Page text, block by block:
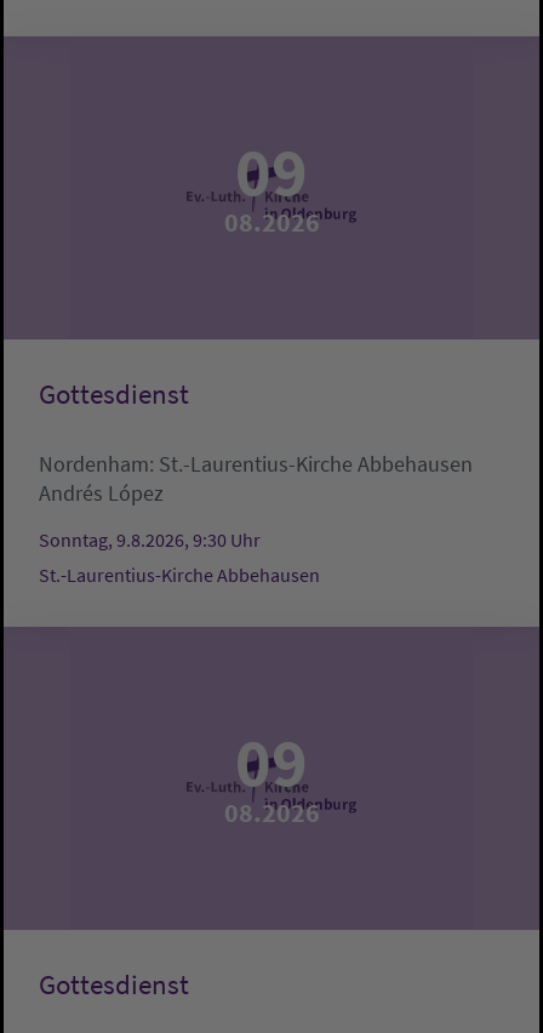
09
08.2026
Gottesdienst
Nordenham: St.-Laurentius-Kirche Abbehausen
Andrés López
Sonntag, 9.8.2026, 9:30 Uhr
St.-Laurentius-Kirche Abbehausen
09
08.2026
Gottesdienst